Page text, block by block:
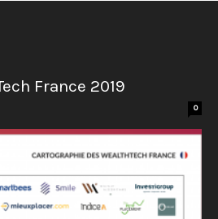
France 2019
0